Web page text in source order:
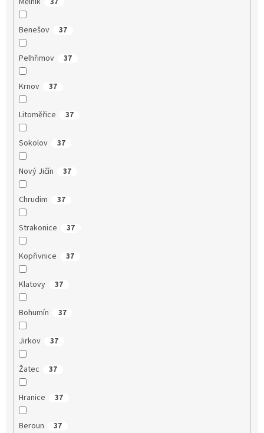
Benešov 37
Pelhřimov 37
Krnov 37
Litoměřice 37
Sokolov 37
Nový Jičín 37
Chrudim 37
Strakonice 37
Kopřivnice 37
Klatovy 37
Bohumín 37
Jirkov 37
Žatec 37
Hranice 37
Beroun 37